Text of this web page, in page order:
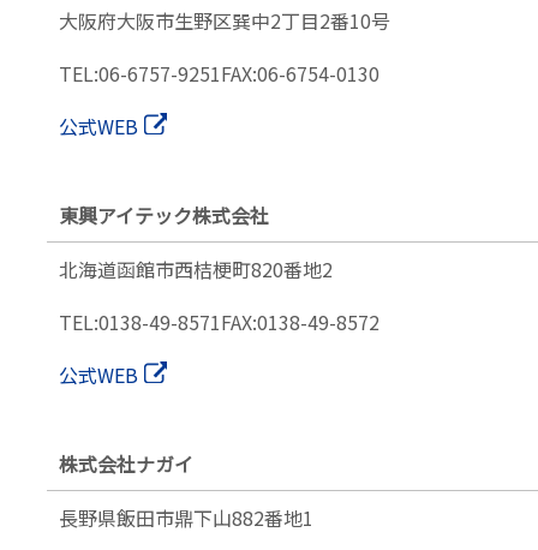
大阪府大阪市生野区巽中2丁目2番10号
TEL:06-6757-9251FAX:06-6754-0130
公式WEB
東興アイテック株式会社
北海道函館市西桔梗町820番地2
TEL:0138-49-8571FAX:0138-49-8572
公式WEB
株式会社ナガイ
長野県飯田市鼎下山882番地1